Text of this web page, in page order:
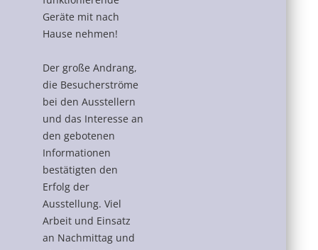
Geräte mit nach
Hause nehmen!
Der große Andrang,
die Besucherströme
bei den Ausstellern
und das Interesse an
den gebotenen
Informationen
bestätigten den
Erfolg der
Ausstellung. Viel
Arbeit und Einsatz
an Nachmittag und